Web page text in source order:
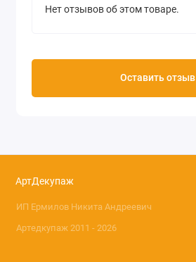
Нет отзывов об этом товаре.
Оставить отзыв
АртДекупаж
ИП Ермилов Никита Андреевич
Артедкупаж 2011 - 2026